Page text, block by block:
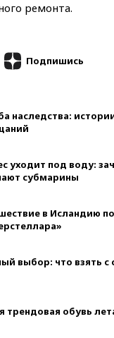
ремонта.
Подпишись
наследства:
уходит под воду:
субмарины
в Исландию
выбор: что взять с
трендовая обувь